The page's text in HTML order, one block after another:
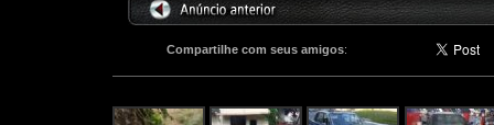
Compartilhe com seus amigos: